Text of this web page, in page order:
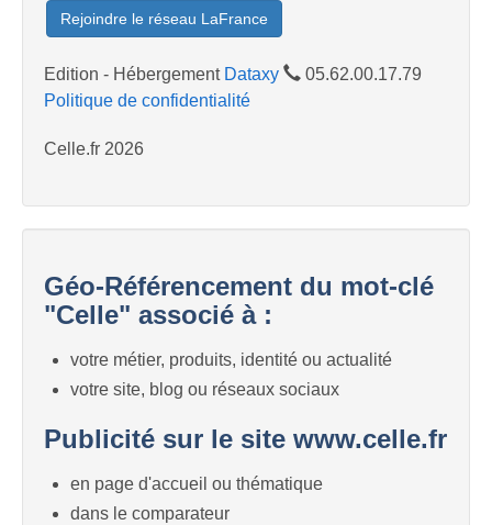
Rejoindre le réseau LaFrance
Edition - Hébergement Dataxy
05.62.00.17.79
Politique de confidentialité
Celle.fr 2026
Géo-Référencement du mot-clé
"Celle" associé à :
votre métier, produits, identité ou actualité
votre site, blog ou réseaux sociaux
Publicité sur le site www.celle.fr
en page d'accueil ou thématique
dans le comparateur